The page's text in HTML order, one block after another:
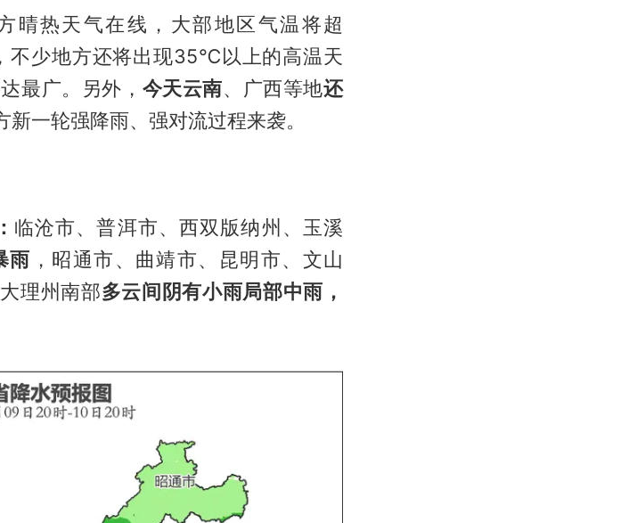
晴热天气在线，大部地区气温将超
少地方还将出现35℃以上的高温天
最广。另外， 今天云南、广西等地还
新一轮强降雨、强对流过程来袭。
临沧市、普洱市、西双版纳州、玉溪
雨 ，昭通市、曲靖市、昆明市、文山
理州南部多云间阴有小雨局部中雨，